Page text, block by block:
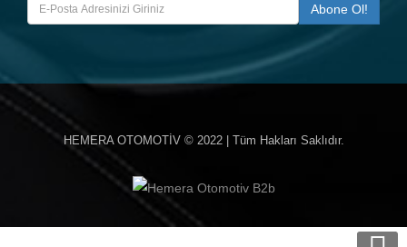
HEMERA OTOMOTİV© 2022 | Tüm Hakları Saklıdır.